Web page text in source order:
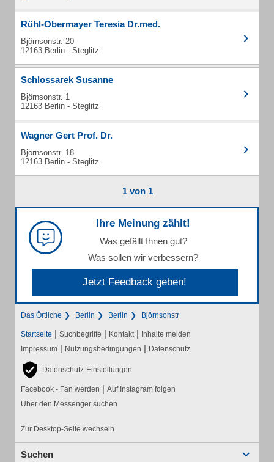
Rühl-Obermayer Teresia Dr.med.
Björnsonstr. 20
12163 Berlin - Steglitz
Schlossarek Susanne
Björnsonstr. 1
12163 Berlin - Steglitz
Wagner Gert Prof. Dr.
Björnsonstr. 18
12163 Berlin - Steglitz
1 von 1
Ihre Meinung zählt!
Was gefällt Ihnen gut?
Was sollen wir verbessern?
Jetzt Feedback geben!
Das Örtliche Berlin Berlin Björnsonstr
Startseite | Suchbegriffe | Kontakt | Inhalte melden
Impressum | Nutzungsbedingungen | Datenschutz
Datenschutz-Einstellungen
Facebook - Fan werden | Auf Instagram folgen
Über den Messenger suchen
Zur Desktop-Seite wechseln
Suchen